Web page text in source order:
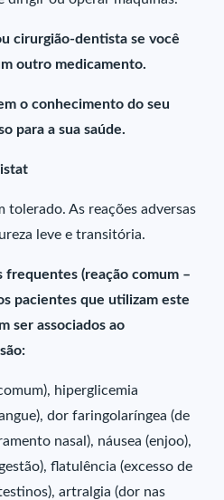
cirurgião-dentista se você
outro medicamento.
o conhecimento do seu
para a sua saúde.
tolerado. As reações adversas
leve e transitória.
frequentes (reação comum –
pacientes que utilizam este
ser associados ao
hiperglicemia
dor faringolaríngea (de
nasal), náusea (enjoo),
flatulência (excesso de
artralgia (dor nas